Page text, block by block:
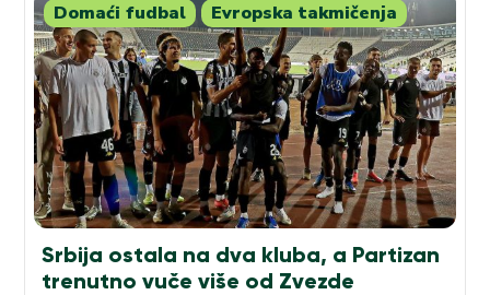
Domaći fudbal Evropska takmičenja
Srbija ostala na dva kluba, a Partizan
trenutno vuče više od Zvezde